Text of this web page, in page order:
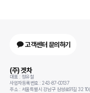
고객센터 문의하기
(주) 겟차
대표 : 정유철
사업자등록번호 : 243-87-00137
주소 : 서울특별시 강남구 삼성로91길 32 10